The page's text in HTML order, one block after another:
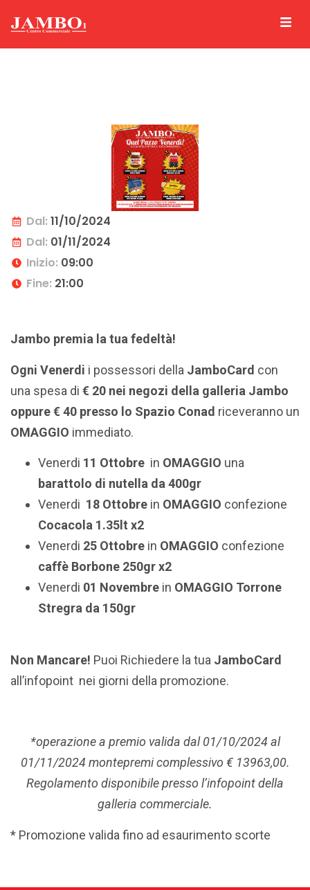
Jambo premia la tua fedeltà!
Ogni Venerdi i possessori della JamboCard con
una spesa di € 20 nei negozi della galleria Jambo
oppure € 40 presso lo Spazio Conad riceveranno un
OMAGGIO immediato.
Venerdi 11 Ottobre in OMAGGIO una
barattolo di nutella da 400gr
Venerdi 18 Ottobre in OMAGGIO confezione
Cocacola 1.35lt x2
Venerdi 25 Ottobre in OMAGGIO confezione
caffè Borbone 250gr x2
Venerdi 01 Novembre in OMAGGIO Torrone
Stregra da 150gr
Non Mancare! Puoi Richiedere la tua JamboCard
all’infopoint nei giorni della promozione.
*operazione a premio valida dal 01/10/2024 al
01/11/2024 montepremi complessivo € 13963,00.
Regolamento disponibile presso l’infopoint della
galleria commerciale.
* Promozione valida fino ad esaurimento scorte
Dal: 11/10/2024
Dal: 01/11/2024
Inizio: 09:00
Fine: 21:00